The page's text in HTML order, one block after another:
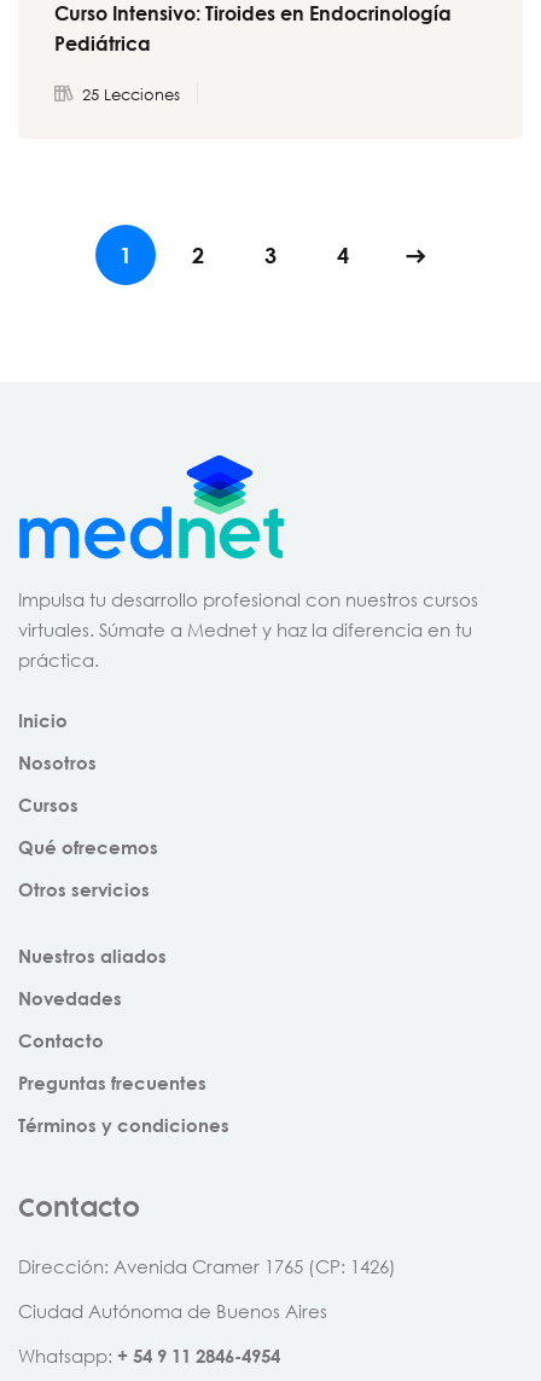
Curso Intensivo: Tiroides en Endocrinología
Pediátrica
25 Lecciones
1 2 3 4
Impulsa tu desarrollo profesional con nuestros cursos
virtuales. Súmate a Mednet y haz la diferencia en tu
práctica.
Inicio
Nosotros
Cursos
Qué ofrecemos
Otros servicios
Nuestros aliados
Novedades
Contacto
Preguntas frecuentes
Términos y condiciones
Contacto
Dirección: Avenida Cramer 1765 (CP: 1426)
Ciudad Autónoma de Buenos Aires
Whatsapp: + 54 9 11 2846-4954